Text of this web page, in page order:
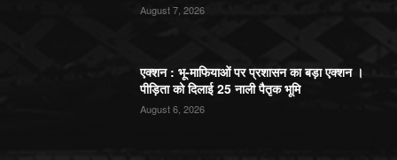
August 7, 2026
एक्शन : भू-माफियाओं पर प्रशासन का बड़ा एक्शन ।
पीड़िता को दिलाई 25 नाली पैतृक भूमि
August 6, 2026